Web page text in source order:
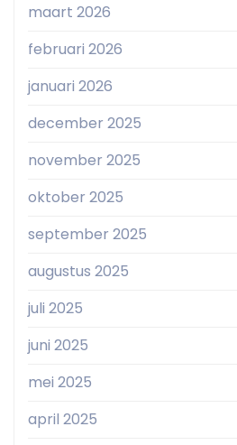
maart 2026
februari 2026
januari 2026
december 2025
november 2025
oktober 2025
september 2025
augustus 2025
juli 2025
juni 2025
mei 2025
april 2025